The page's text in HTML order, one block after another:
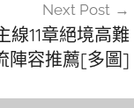
Next Post
線11章絕境高難
陣容推薦[多圖]